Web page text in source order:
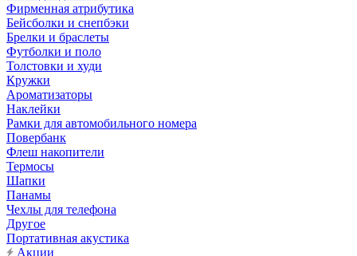
Фирменная атрибутика
Бейсболки и снепбэки
Брелки и браслеты
Футболки и поло
Толстовки и худи
Кружки
Ароматизаторы
Наклейки
Рамки для автомобильного номера
Повербанк
Флеш накопители
Термосы
Шапки
Панамы
Чехлы для телефона
Другое
Портативная акустика
Акции